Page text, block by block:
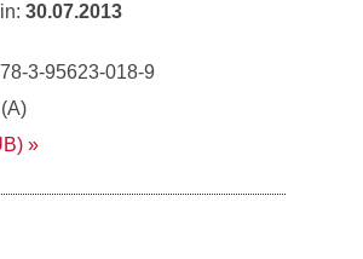
30.07.2013
3-95623-018-9